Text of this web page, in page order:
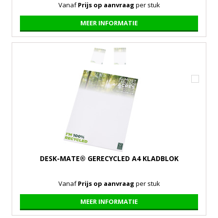
VanafPrijs op aanvraag per stuk
MEER INFORMATIE
DESK-MATE® GERECYCLED A4 KLADBLOK
VanafPrijs op aanvraag per stuk
MEER INFORMATIE